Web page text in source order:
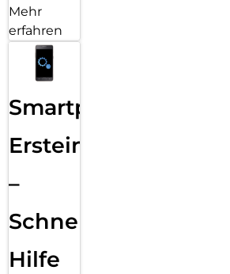
Mehr
erfahren
Smartphone
Ersteinrichtung
–
Schnelle
Hilfe